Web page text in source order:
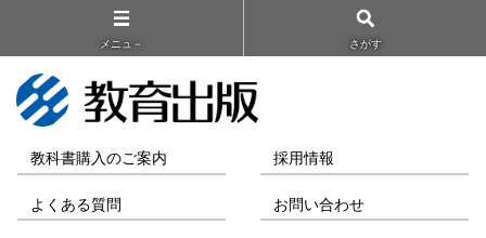
メニュ－ さがす
教科書購入のご案内 採用情報
よくある質問 お問い合わせ